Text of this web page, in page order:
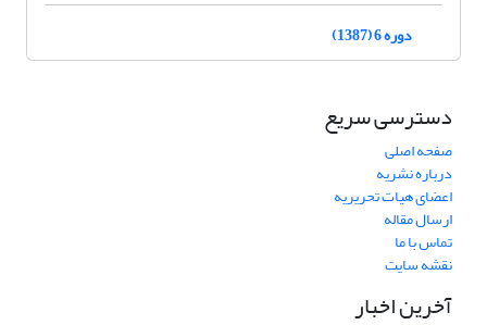
دوره 6 (1387)
دسترسی سریع
صفحه اصلی
درباره نشریه
اعضای هیات تحریریه
ارسال مقاله
تماس با ما
نقشه سایت
آخرین اخبار